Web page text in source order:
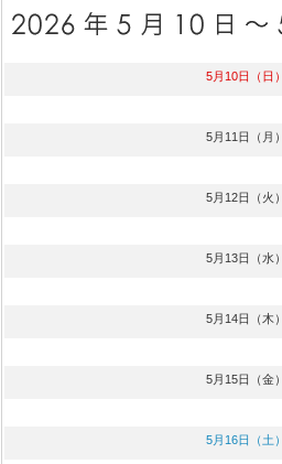
5月10日（日）
5月11日（月）
5月12日（火）
5月13日（水）
5月14日（木）
5月15日（金）
5月16日（土）